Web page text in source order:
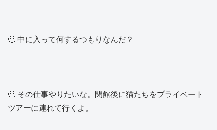
🙂 中に入って何するつもりなんだ？
🙂 その仕事やりたいな。閉館後に猫たちをプライベート
ツアーに連れて行くよ。